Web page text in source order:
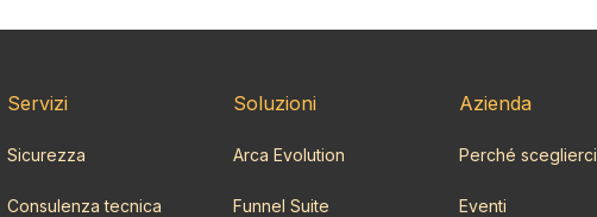
Servizi
Sicurezza
Consulenza tecnica
Soluzioni
Arca Evolution
Funnel Suite
Azi​enda
Perché sceglierci
Eventi